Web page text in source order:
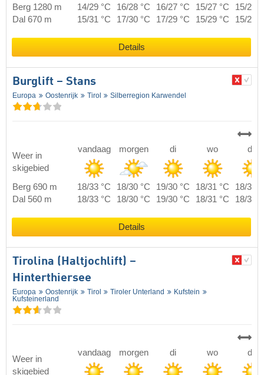
Berg 1280 m 14/29 °C 16/28 °C 16/27 °C 15/27 °C
15/27
Dal 670 m
15/31 °C 17/30 °C 17/29 °C 15/29 °C 15/29
Details
Burglift – Stans
Europa Oostenrijk Tirol Silberregion Karwendel
Weer in
skigebied
vandaag morgen di wo do
Berg 690 m 18/33 °C 18/30 °C 19/30 °C 18/31 °C
18/31
Dal 560 m
18/33 °C 18/30 °C 19/30 °C 18/31 °C 18/31
Details
Tirolina (Haltjochlift) –
Hinterthiersee
Europa Oostenrijk Tirol Tiroler Unterland
Kufstein
Kufsteinerland
Weer in
skigebied
vandaag morgen di wo do